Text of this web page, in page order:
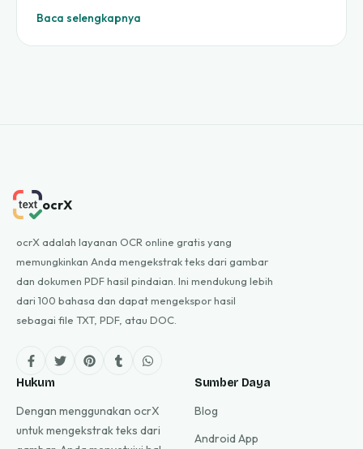
Baca selengkapnya
ocrX
ocrX adalah layanan OCR online gratis yang
memungkinkan Anda mengekstrak teks dari gambar
dan dokumen PDF hasil pindaian. Ini mendukung lebih
dari 100 bahasa dan dapat mengekspor hasil
sebagai file TXT, PDF, atau DOC.
Hukum
Dengan menggunakan ocrX
untuk mengekstrak teks dari
Sumber Daya
Blog
Android App